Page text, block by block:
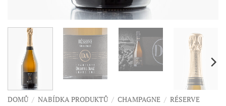
DOMŮ / NABÍDKA PRODUKTŮ / CHAMPAGNE / RÉSERVE